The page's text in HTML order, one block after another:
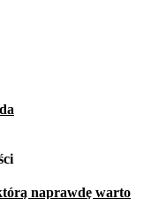
naprawdę warto